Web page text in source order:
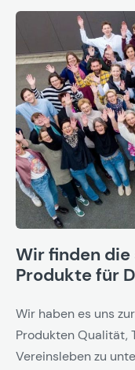
Wir finden
Produkte für
Wir haben es uns
Produkten Qualität,
Vereinsleben zu